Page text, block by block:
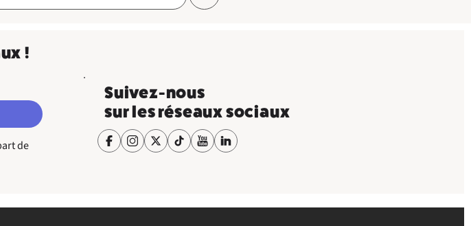
!
de
Suivez-nous
sur les réseaux sociaux